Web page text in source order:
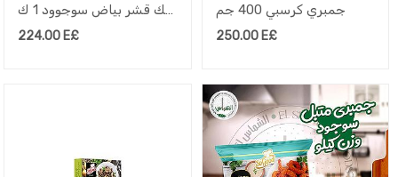
سمك قشر بياض سوجوود 1 ك
224.00 E£
جمبري كرسبي 400 جم
250.00E£